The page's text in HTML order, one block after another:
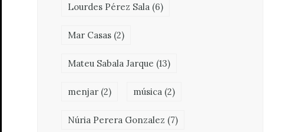
Lourdes Pérez Sala (6)
Mar Casas (2)
Mateu Sabala Jarque (13)
menjar (2) música (2)
Núria Perera Gonzalez (7)